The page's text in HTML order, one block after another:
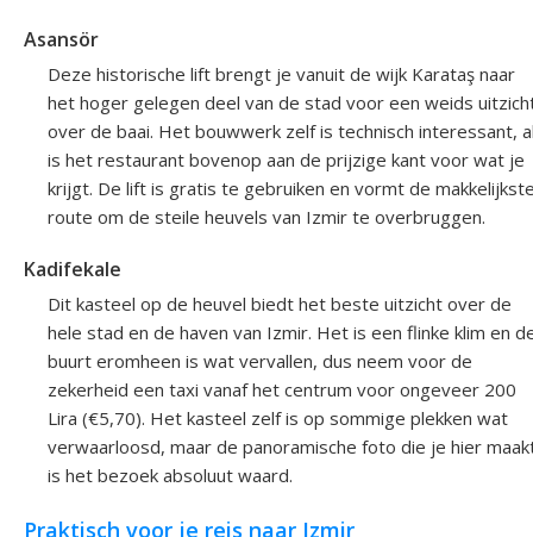
Asansör
Deze historische lift brengt je vanuit de wijk Karataş naar
het hoger gelegen deel van de stad voor een weids
over de baai. Het bouwwerk zelf is technisch interessant,
is het restaurant bovenop aan de prijzige kant voor wat je
krijgt. De lift is gratis te gebruiken en vormt de
route om de steile heuvels van Izmir te overbruggen.
Kadifekale
Dit kasteel op de heuvel biedt het beste uitzicht over de
hele stad en de haven van Izmir. Het is een flinke klim en
buurt eromheen is wat vervallen, dus neem voor de
zekerheid een taxi vanaf het centrum voor ongeveer 200
Lira (€5,70). Het kasteel zelf is op sommige plekken wat
verwaarloosd, maar de panoramische foto die je hier
is het bezoek absoluut waard.
Praktisch voor je reis naar Izmir